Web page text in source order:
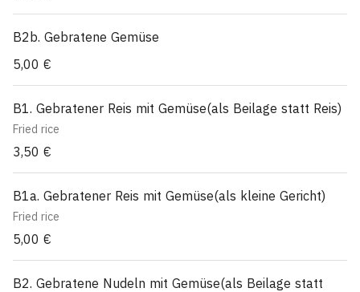
B2b. Gebratene Gemüse
5,00 €
B1. Gebratener Reis mit Gemüse(als Beilage statt Reis)
Fried rice
3,50 €
B1a. Gebratener Reis mit Gemüse(als kleine Gericht)
Fried rice
5,00 €
B2. Gebratene Nudeln mit Gemüse(als Beilage statt